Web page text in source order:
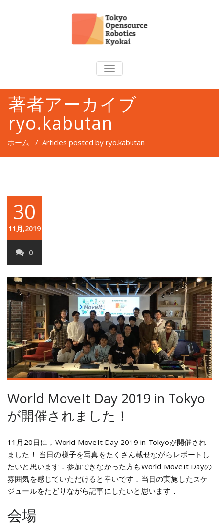
TOGGLE
NAVIGATION
著者アーカイブ
ryo.kabutan
ホーム / Articles posted by ryo.kabutan
30
11月,2019
0
World MoveIt Day 2019 in Tokyo
が開催されました！
11月20日に，World MoveIt Day 2019 in Tokyoが開催され
ました！ 当日の様子を写真をたくさん載せながらレポートし
たいと思います．参加できなかった方もWorld MoveIt Dayの
雰囲気を感じていただけると幸いです．当日の実施したスケ
ジュールをたどりながら記事にしたいと思います．
会場